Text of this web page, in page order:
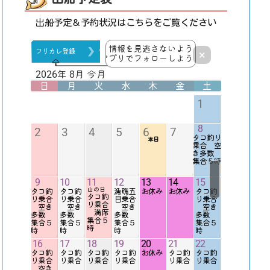
出船予定＆予約状況はこちらをご覧ください